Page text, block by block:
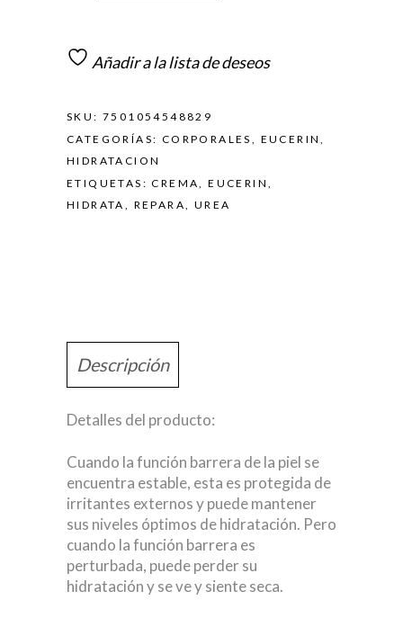
Añadir a la lista de deseos
SKU: 7501054548829
CATEGORÍAS: CORPORALES , EUCERIN,
HIDRATACION
ETIQUETAS:CREMA,EUCERIN,
HIDRATA , REPARA, UREA
Descripción
Detalles del producto:
Cuando la función barrera de la piel se
encuentra estable, esta es protegida de
irritantes externos y puede mantener
sus niveles óptimos de hidratación. Pero
cuando la función barrera es
perturbada, puede perder su
hidratación y se ve y siente seca.